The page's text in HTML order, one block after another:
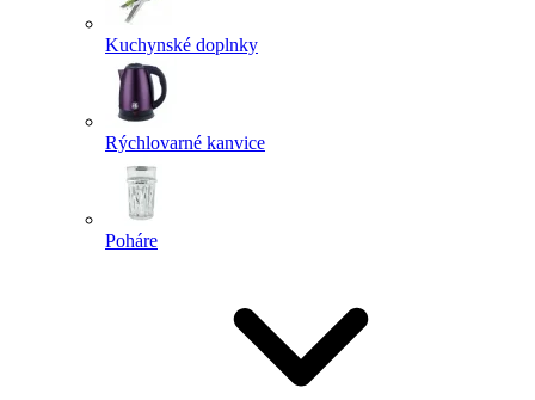
Kuchynské doplnky
Rýchlovarné kanvice
Poháre